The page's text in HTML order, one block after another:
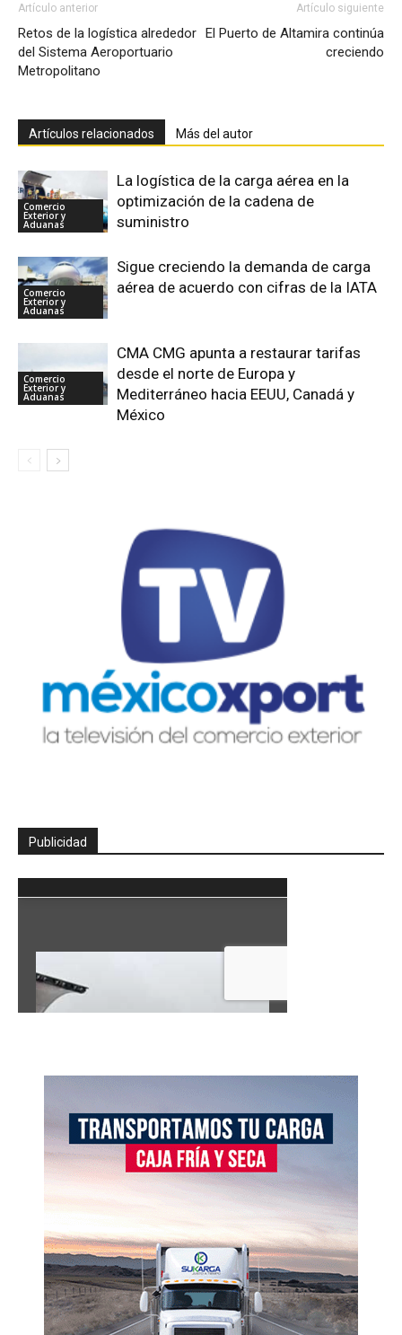
Artículo anterior
Retos de la logística alrededor
del Sistema Aeroportuario
Metropolitano
Artículo siguiente
El Puerto de Altamira continúa
creciendo
Artículos relacionados Más del autor
Comercio
Exterior y
Aduanas
La logística de la carga aérea en la
optimización de la cadena de
suministro
Comercio
Exterior y
Aduanas
Sigue creciendo la demanda de carga
aérea de acuerdo con cifras de la IATA
Comercio
Exterior y
Aduanas
CMA CMG apunta a restaurar tarifas
desde el norte de Europa y
Mediterráneo hacia EEUU, Canadá y
México
Publicidad